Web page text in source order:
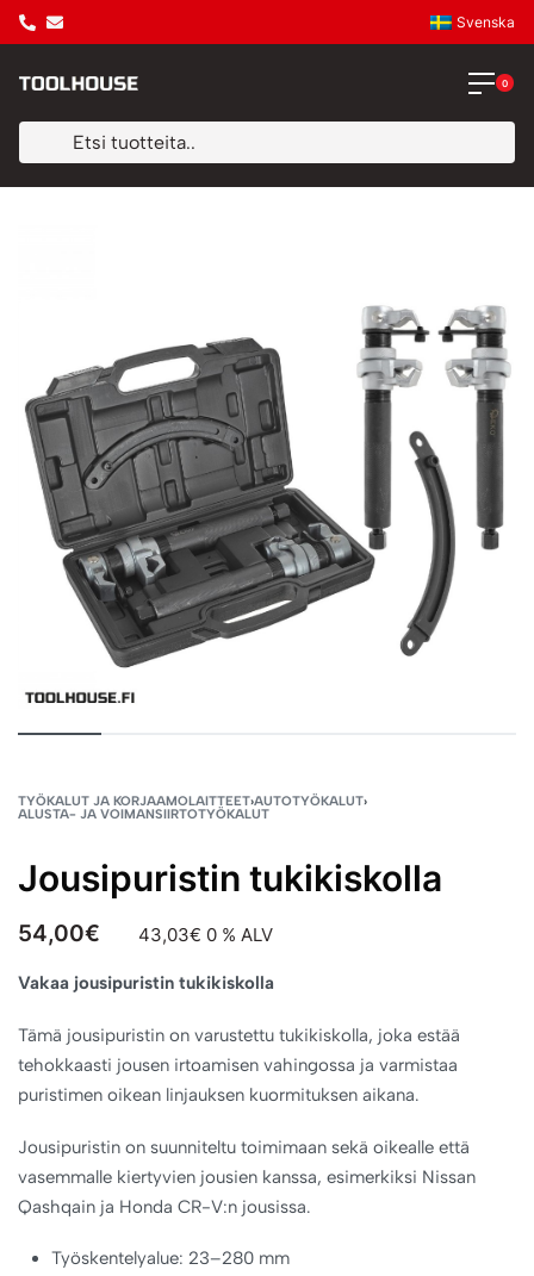
Svenska
0
TYÖKALUT JA KORJAAMOLAITTEET›AUTOTYÖKALUT›
ALUSTA- JA VOIMANSIIRTOTYÖKALUT
Jousipuristin tukikiskolla
54,00€ 43,03€ 0 % ALV
Vakaa jousipuristin tukikiskolla
Tämä jousipuristin on varustettu tukikiskolla, joka estää
tehokkaasti jousen irtoamisen vahingossa ja varmistaa
puristimen oikean linjauksen kuormituksen aikana.
Jousipuristin on suunniteltu toimimaan sekä oikealle että
vasemmalle kiertyvien jousien kanssa, esimerkiksi Nissan
Qashqain ja Honda CR-V:n jousissa.
Työskentelyalue: 23–280 mm